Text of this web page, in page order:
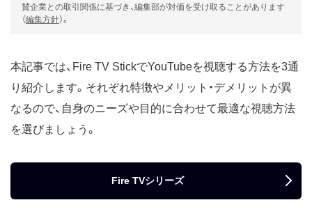
賛企業との取引関係に基づき、編集部が対価を受け取ることがあります
（編集方針）。
本記事では、Fire TV StickでYouTubeを視聴する方法を3通
り紹介します。それぞれ特徴やメリット・デメリットが異
なるので、自身のニーズや目的に合わせて最適な視聴方法
を選びましょう。
Fire TVシリーズ